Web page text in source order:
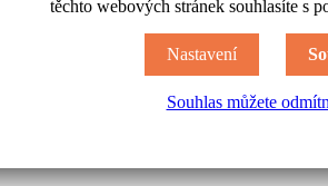
těchto webových stránek souhlasíte s
Nastavení
Souhlas můžete